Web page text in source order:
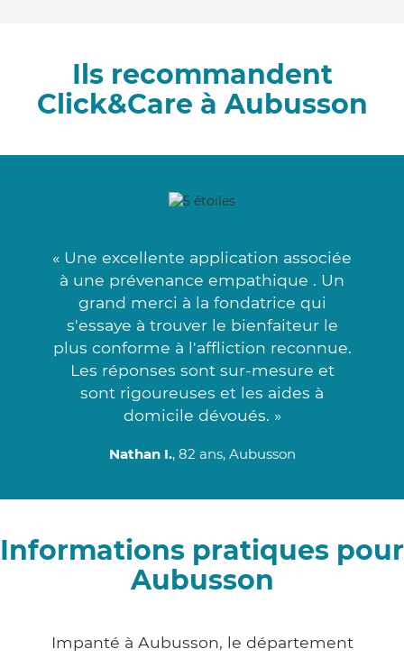
Ils recommandent
Click&Care à Aubusson
« Une excellente application associée
à une prévenance empathique . Un
grand merci à la fondatrice qui
s'essaye à trouver le bienfaiteur le
plus conforme à l'affliction reconnue.
Les réponses sont sur-mesure et
sont rigoureuses et les aides à
domicile dévoués. »
Nathan I., 82 ans, Aubusson
Informations pratiques pour
Aubusson
Impanté à Aubusson, le département